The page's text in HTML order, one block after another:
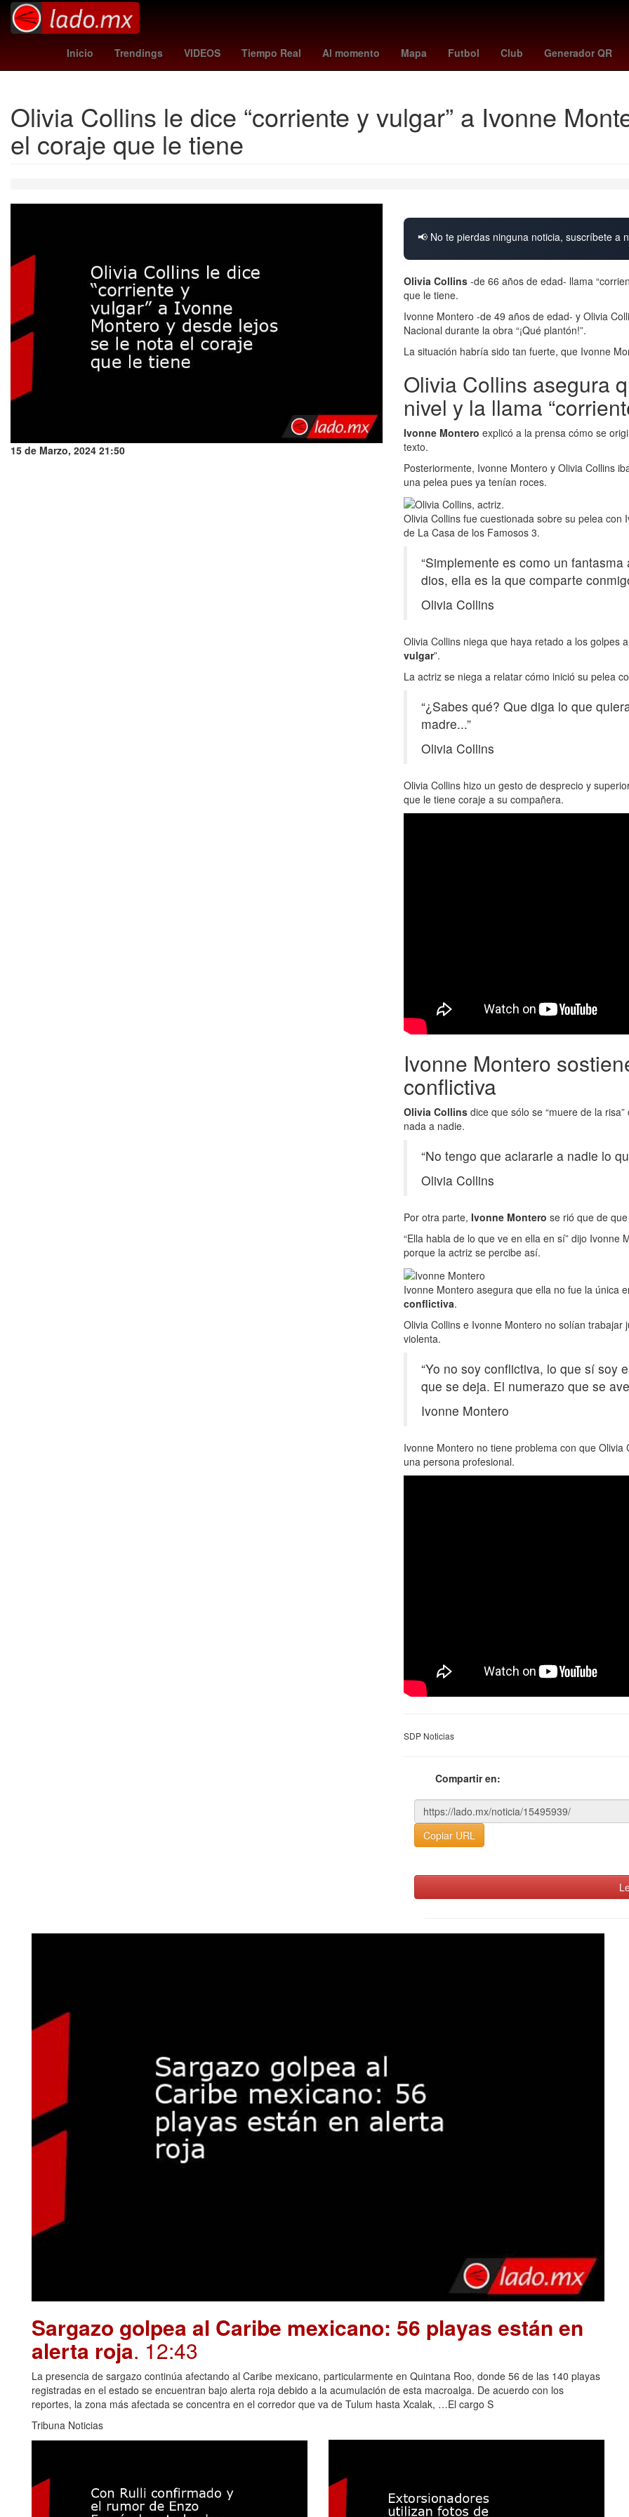
Inicio Trendings VIDEOS Tiempo Real Al momento Mapa Futbol Club Generador QR
wolves vs port vale Selección de fútbol de Irlanda 27 de marzo Dólar estadounidense China Cielo partidos de
Olivia Collins le dice “corriente y vulgar” a Ivonne
el coraje que le tiene
15 de Marzo, 2024 21:50
📢 No te pierdas ninguna noticia, suscríbete a
Olivia Collins -de 66 años de edad- llama
que le tiene.
Ivonne Montero -de 49 años de edad- y Olivia
Nacional durante la obra “¡Qué plantón!”.
La situación habría sido tan fuerte, que Ivonne
Olivia Collins asegura
nivel y la llama
Ivonne Montero explicó a la prensa cómo se
texto.
Posteriormente, Ivonne Montero y Olivia Collins
una pelea pues ya tenían roces.
Olivia Collins fue cuestionada sobre su pelea
de La Casa de los Famosos 3.
“Simplemente es como un
dios, ella es la que comparte
Olivia Collins
Olivia Collins niega que haya retado a los golpes
vulgar”.
La actriz se niega a relatar cómo inició su pelea
“¿Sabes qué? Que diga lo que
madre...”
Olivia Collins
Olivia Collins hizo un gesto de desprecio y
que le tiene coraje a su compañera.
Ivonne Montero
conflictiva
Olivia Collins dice que sólo se “muere de la
nada a nadie.
“No tengo que aclararle a nadie lo
Olivia Collins
Por otra parte, Ivonne Montero se rió que de
“Ella habla de lo que ve en ella en sí” dijo Ivonne
porque la actriz se percibe así.
Ivonne Montero asegura que ella no fue la única
conflictiva.
Olivia Collins e Ivonne Montero no solían
violenta.
“Yo no soy conflictiva, lo que sí soy
que se deja. El numerazo que se
Ivonne Montero
Ivonne Montero no tiene problema con que
una persona profesional.
SDP Noticias
Compartir en:
Copiar URL
Sargazo golpea al Caribe mexicano: 56 playas están en
alerta roja. 12:43
La presencia de sargazo continúa afectando al Caribe mexicano, particularmente en Quintana Roo, donde 56 de las 140 playas
registradas en el estado se encuentran bajo alerta roja debido a la acumulación de esta macroalga. De acuerdo con los
reportes, la zona más afectada se concentra en el corredor que va de Tulum hasta Xcalak, …El cargo S
Tribuna Noticias